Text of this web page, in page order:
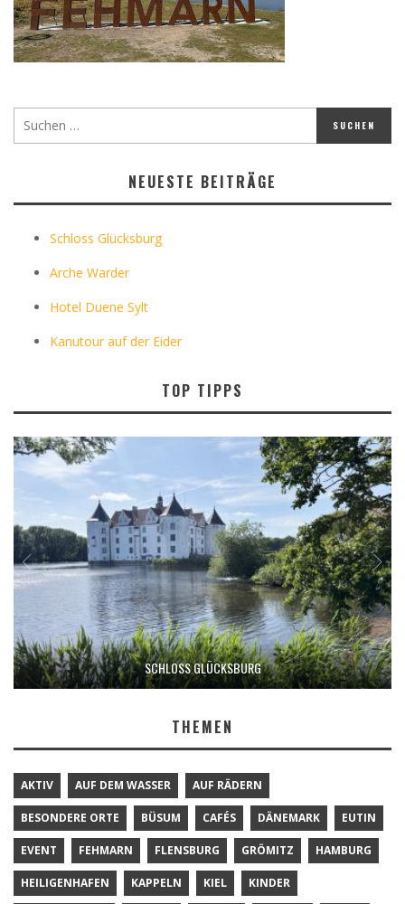
NEUESTE BEITRÄGE
Schloss Glücksburg
Arche Warder
Hotel Duene Sylt
Kanutour auf der Eider
TOP TIPPS
SCHLOSS GLÜCKSBURG
THEMEN
AKTIV AUF DEM WASSER AUF RÄDERN
BESONDERE ORTE BÜSUM CAFÉS DÄNEMARK EUTIN
EVENT FEHMARN FLENSBURG GRÖMITZ HAMBURG
HEILIGENHAFEN KAPPELN KIEL KINDER